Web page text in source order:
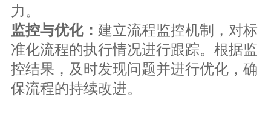
力。
监控与优化： 建立流程监控机制，对标
准化流程的执行情况进行跟踪。根据监
控结果，及时发现问题并进行优化，确
保流程的持续改进。